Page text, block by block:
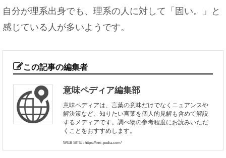
自分が理系出身でも、理系の人に対して「固い。」と
感じている人が多いようです。
この記事の編集者
意味ペディア編集部
意味ペディアは、言葉の意味だけでなくニュアンスや
解決策など、知りたい言葉を個人的見解も含めて解説
するメディアです。調べ物の参考程度にお読みいただ
くことをおすすめします。
WEB SITE : https://imi-pedia.com/